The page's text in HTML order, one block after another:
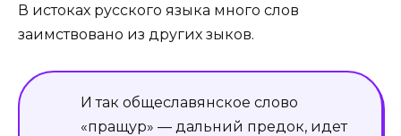
В истоках русского языка много слов
заимствовано из других зыков.
И так общеславянское слово
«пращур» — дальний предок, идет